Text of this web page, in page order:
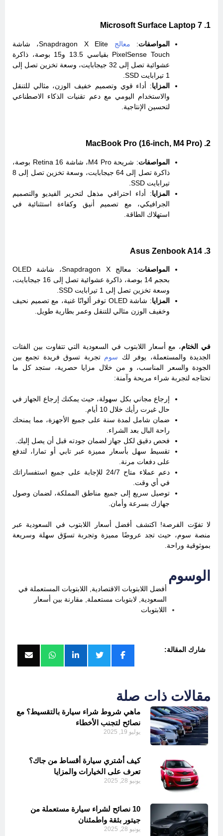
1. Microsoft Surface Laptop 7
المواصفات: معالج
Snapdragon X Elite، شاشة
PixelSense Touch بقياسي 13.5 و15 بوصة، ذاكرة
عشوائية تصل إلى 32 جيجابايت، وسعة تخزين تصل إلى
1 تيرابايت SSD.
المزايا: أداء قوي وتصميم خفيف الوزن، مثالي للتنقل
والاستخدام اليومي مع دعم تقنيات الذكاء الاصطناعي
لتحسين الإنتاجية.
2. MacBook Pro (16-inch, M4 Pro)
المواصفات
: شريحة M4 Pro، شاشة Retina 16 بوصة،
ذاكرة تصل إلى 64 جيجابايت، وسعة تخزين تصل إلى 8
تيرابايت SSD.
المزايا: أداء احترافي مذهل لتحرير الفيديو والتصميم
الجرافيكي، مع تصميم أنيق وكفاءة استثنائية في
استهلاك الطاقة.
3. Asus Zenbook A14
المواصفات
: معالج Snapdragon X، شاشة OLED
بحجم 14 بوصة، ذاكرة عشوائية تصل إلى 16 جيجابايت،
وسعة تخزين تصل إلى 1 تيرابايت SSD.
المزايا
: شاشة OLED توفر ألوانًا غنية، مع تصميم نحيف
وخفيف الوزن مثالي للتنقل وعمر بطارية طويل.
في الختام، مع أسعار اللابتوب في السعودية التي تتفاوت بين الفئات
الجديدة والمستعملة، يوفر لك سومتجربة تسوق فريدة تجمع بين
الجودة والسعر المناسب، و من خلال مزايا حصرية، ستجد كل ما
تحتاجه لتجربة شراء مريحة وآمنة:
إرجاع مجاني بكل سهولة، حيث يمكنك إرجاع الجهاز في
حال غيرت رأيك خلال 10 أيام.
ضمان شامل لمدة سنة على جميع الأجهزة، مما يمنحك
راحة البال بعد الشراء.
فحص دقيق لكل جهاز لضمان جودته قبل أن يصل إليك.
تقسيط سهل بأسعار مميزة عبر تابي أو تمارا، لتدفع
على دفعات مرنة.
دعم عملاء متاح 24/7 للإجابة على جميع استفساراتك
في أي وقت.
توصيل سريع إلى جميع مناطق المملكة، لضمان وصول
جهازك بسرعة وأمان.
لا تفوّت الفرصة! اكتشف أفضل أسعار اللابتوب في السعودية عبر
منصة سوم، حيث تجد عروضًا مميزة وتجربة تسوّق سهلة وسريعة
بموثوقية وراحة.
الوسوم
أفضل اللابتوبات الاقتصادية, اللابتوبات المستعملة في
السعودية, لابتوبات مستعملة, مقارنة بين أسعار
اللابتوبات
شارك المقالة:
مقالات ذات صلة
ماهي شروط شراء سيارة بالتقسيط؟ مع
نصائح لتجنب الأخطاء
يوليو 19, 2025
كيف أشتري سيارة أقساط من جاك؟
تعرف على الخيارات والمزايا
يونيو 28, 2025
10 نصائح لشراء سيارة مستعملة من
جيتور بثقة واطمئنان
يونيو 28, 2025